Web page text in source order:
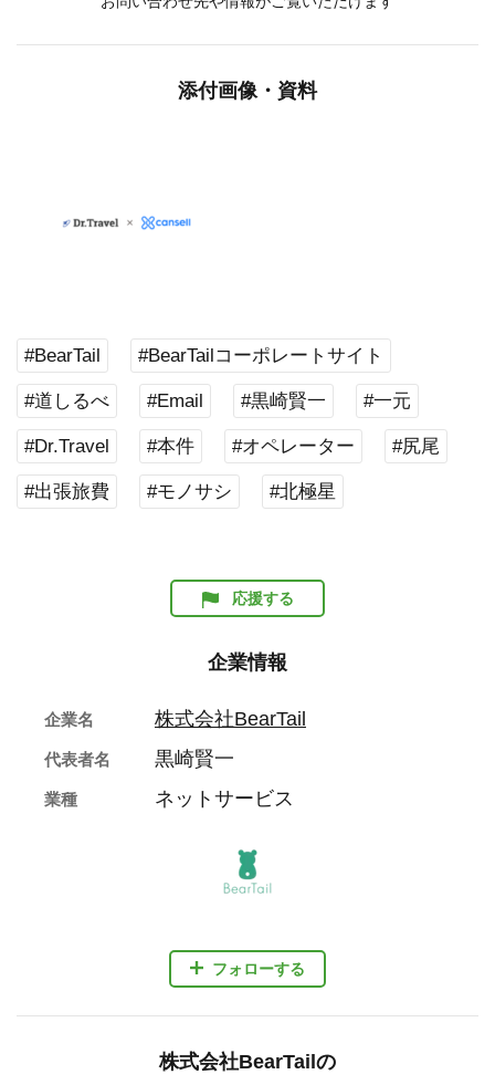
添付画像・資料
#BearTail #BearTailコーポレートサイト
#道しるべ #Email #黒崎賢一 #一元
#Dr.Travel #本件 #オペレーター #尻尾
#出張旅費 #モノサシ #北極星
応援する
企業情報
フォローする
企業名 株式会社BearTail
代表者名 黒崎賢一
業種 ネットサービス
株式会社BearTailの